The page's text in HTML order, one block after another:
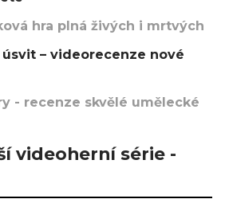
hra plná živých i mrtvých
– videorecenze nové
- recenze skvělé umělecké
videoherní série -